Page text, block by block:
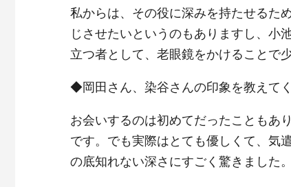
私からは、その役に深みを持たせるた
じさせたいというのもありますし、小
立つ者として、老眼鏡をかけることで
◆岡田さん、染谷さんの印象を教えてく
お会いするのは初めてだったこともあ
です。でも実際はとても優しくて、気
の底知れない深さにすごく驚きました。